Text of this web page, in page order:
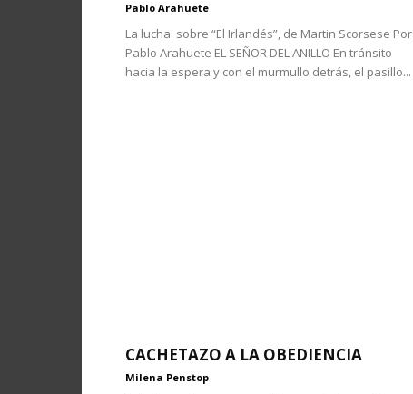
Pablo Arahuete
La lucha: sobre “El Irlandés”, de Martin Scorsese Por
Pablo Arahuete EL SEÑOR DEL ANILLO En tránsito
hacia la espera y con el murmullo detrás, el pasillo...
CACHETAZO A LA OBEDIENCIA
Milena Penstop